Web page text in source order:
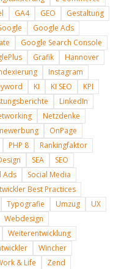
GA4 GEO
Gestaltung
Google Ads
Google Search Console
Grafik
Hannover
Instagram
KI KI SEO
KPI
LinkedIn
Netzdenke
OnPage
PHP 8
Rankingfaktor
SEA
SEO
Ads
Social Media
Best Practices
Typografie Umzug
UX
Webdesign
Weiterentwicklung
Wincher
& Life Zend